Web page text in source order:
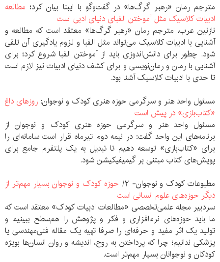
مترجم رمان «رهبر گرگ‌ها» در گفت‌وگو با ایبنا بیان کرد؛ مطالعه
ادبیات کلاسیک مثل آموختن الفبای دنیای ادبی است
نازنین عرب، مترجم رمان «رهبر گرگ‌ها» معتقد است که مطالعه و
آشنایی با ادبیات کلاسیک می‌تواند مثل الفبا و لزوم یادگیری آن تلقی
شود. چطور برای دانش‌اندوزی باید از آموختن الفبا شروع کرد؛ برای
آشنایی با رمان و رمان‌نویسی و برای کشف دنیای ادبیات نیز لازم است
تا حدی با ادبیات کلاسیک آشنا بود.
مسئول واحد هنر و سرگرمی حوزه هنری کودک و نوجوان: روزهای داغ
«کتاب‌بازی» در پیش است
مسئول واحد هنر و سرگرمی حوزه هنری کودک و نوجوان از
برنامه‌های این واحد گفت: در نیمه دوم تیرماه قرار است سامانه‌ای را
برای «کتاب‌بازی» توسعه دهیم تا تبدیل به یک پلتفرم جامع برای
پویش‌های کتاب مبتنی بر گیمیفیکیشن شود.
مطبوعات کودک و نوجوان- ۲/
حوزه کودک و نوجوان بسیار مهم‌تر از
دیگر حوزه‌های علوم انسانی است
سردبیر مجله علمی‌تخصصی «مطالعات ادبیات کودک» معتقد است که
ما باید حوزه‌های نرم‌افزاری و فکر و پژوهش را هم‌سطح ببینیم و
تولید یک اثر مفید و حرفه‌ای را صرفا تهیه یک مقاله فنی‌مهندسی یا
پزشکی ندانیم؛ چرا که پرداختن به روح، اندیشه و روان انسان‌ها بویژه
کودکان و نوجوانان بسیار مهم‌تر است.